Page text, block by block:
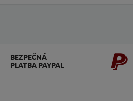
BEZPEČNÁ
PLATBA PAYPAL